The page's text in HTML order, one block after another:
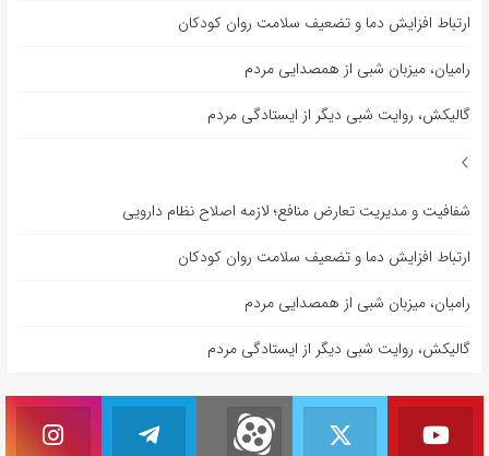
ارتباط افزایش دما و تضعیف سلامت روان کودکان
رامیان، میزبان شبی از همصدایی مردم
گالیکش، روایت شبی دیگر از ایستادگی مردم
شفافیت و مدیریت تعارض منافع؛ لازمه اصلاح نظام دارویی
ارتباط افزایش دما و تضعیف سلامت روان کودکان
رامیان، میزبان شبی از همصدایی مردم
گالیکش، روایت شبی دیگر از ایستادگی مردم